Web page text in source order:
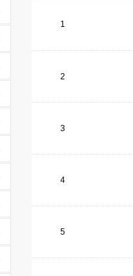
1
2
3
4
5